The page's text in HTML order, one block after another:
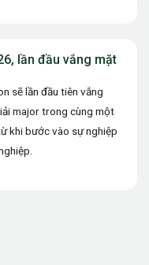
lần đầu vắng mặt
sẽ lần đầu tiên vắng
major trong cùng một
khi bước vào sự nghiệp